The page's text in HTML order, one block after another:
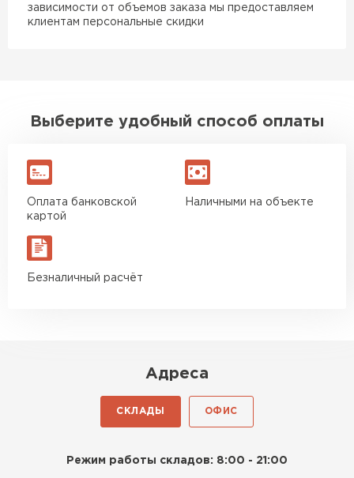
зависимости от объемов заказа мы предоставляем
клиентам персональные скидки
Выберите удобный способ оплаты
Оплата банковской
картой
Наличными на объекте
Безналичный расчёт
Адреса
СКЛАДЫ ОФИС
Режим работы складов: 8:00 - 21:00